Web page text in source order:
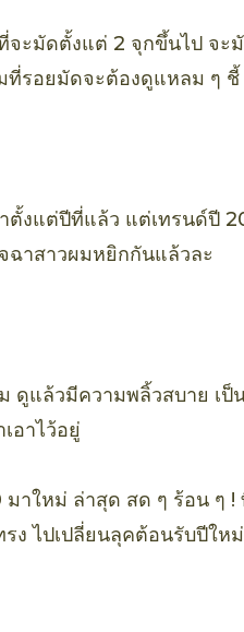
จะมัดตั้งแต่ 2 จุกขึ้นไป จะ
รอยมัดจะต้องดูแหลม ๆ ชี้
ตั้งแต่ปีที่แล้ว แต่เทรนด์ปี
ฉาสาวผมหยิกกันแล้วละ
ดูแล้วมีความพลิ้วสบาย เ
อาไว้อยู่
าใหม่ ล่าสุด สด ๆ ร้อน ๆ !
ง ไปเปลี่ยนลุคต้อนรับปีให